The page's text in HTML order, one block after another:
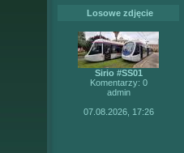
Losowe zdjęcie
Sirio #SS01
Komentarzy: 0
admin
07.08.2026, 17:26